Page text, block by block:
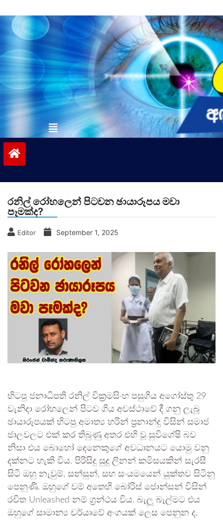
to
contentvinivida.lk
රනිල් රෝහලෙන් පිටවන ඡායාරූපය මවා
පෑමක්ද?
Editor September 1, 2025
හිටපු ජනාධිපති රනිල් වික්‍රමසිංහ පසුගිය අගෝස්තු 29
වැනිදා රෝහලෙන් පිටව ගිය අවස්ථාවේ දී ගනු ලැබූ
ඡායාරූපයක් හිටපු අමාත්‍ය හරින් ප්‍රනාන්දු විසින් සමාජ
ජාලවලට එක් කර තිබුණු අතර එහි වූ සුවිශේෂි බව
නිසා එය බොහෝ දෙනෙකුගේ අවධානයට යොමු වනු
දක්නට හැකි විය. පිරිසිදු සුදු ලිනන් කමිසයකින් සැරසී
සිටි ඔහු නැවුම්, සන්සුන්, සහ සංයමයෙන් යුක්තව සිටිනු
පෙනුණි. ඔහුගේ වම් අතෙහි බෝරිස් ජොන්සන් විසින්
රචිත Unleashed නම් ග්‍රන්ථය විය. බැලූ බැල්මට එය
ඔහුගේ සාමාන්‍ය චර්යාවේ අංගයක් ලෙස පෙනුන ද,